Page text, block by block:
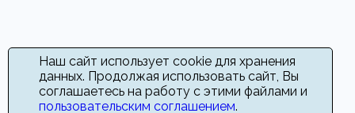
Наш сайт использует cookie для хранения
данных. Продолжая использовать сайт, Вы
соглашаетесь на работу с этими файлами и
пользовательским соглашением.